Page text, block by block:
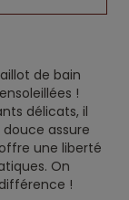
de bain
!
délicats, il
assure
une liberté
On
!